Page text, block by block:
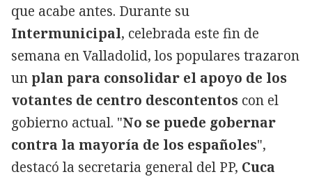
que acabe antes. Durante su
Intermunicipal, celebrada este fin de
semana en Valladolid, los populares trazaron
un plan para consolidar el apoyo de los
votantes de centro descontentos con el
gobierno actual. "No se puede gobernar
contra la mayoría de los españoles",
destacó la secretaria general del PP, Cuca